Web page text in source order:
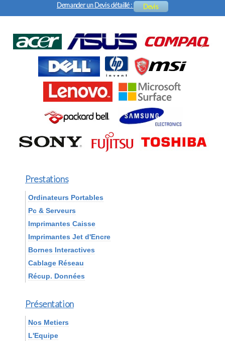
Demander un Devis détaillé : Devis
Prestations
Ordinateurs Portables
Pc & Serveurs
Imprimantes Caisse
Imprimantes Jet d'Encre
Bornes Interactives
Cablage Réseau
Récup. Données
Présentation
Nos Metiers
L'Equipe